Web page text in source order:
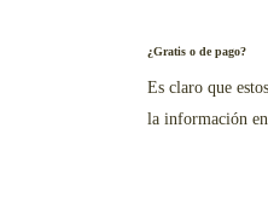
¿Gratis o de pago?
Es claro que
la información